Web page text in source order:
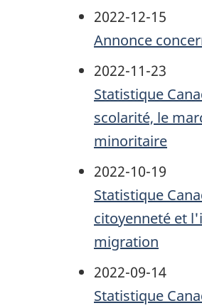
2022-12-15
Annonce
2022-11-23
Statistique
scolarité, le
minoritaire
2022-10-19
Statistique
citoyenneté et
migration
2022-09-14
Statistique